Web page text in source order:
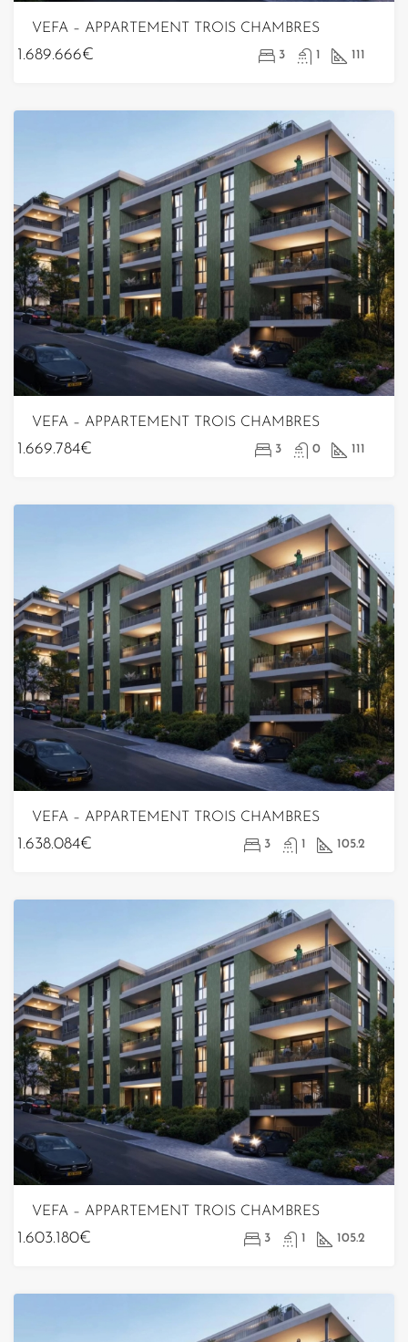
VEFA – APPARTEMENT TROIS CHAMBRES
1.689.666€ 3 1 111
VEFA – APPARTEMENT TROIS CHAMBRES
1.669.784€ 3 0 111
VEFA – APPARTEMENT TROIS CHAMBRES
1.638.084€ 3 1 105.2
VEFA – APPARTEMENT TROIS CHAMBRES
1.603.180€ 3 1 105.2